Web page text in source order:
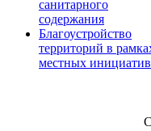
санитарного
содержания
Благоустройство
территорий в
местных инициатив